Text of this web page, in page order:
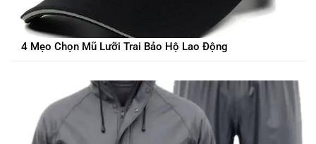
4 Mẹo Chọn Mũ Lưỡi Trai Bảo Hộ Lao Động